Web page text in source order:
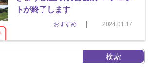
トが終了します
おすすめ | 2024.01.17